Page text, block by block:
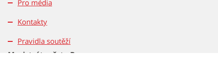
Pro média
Kontakty
Pravidla soutěží
Magistrát města Brna